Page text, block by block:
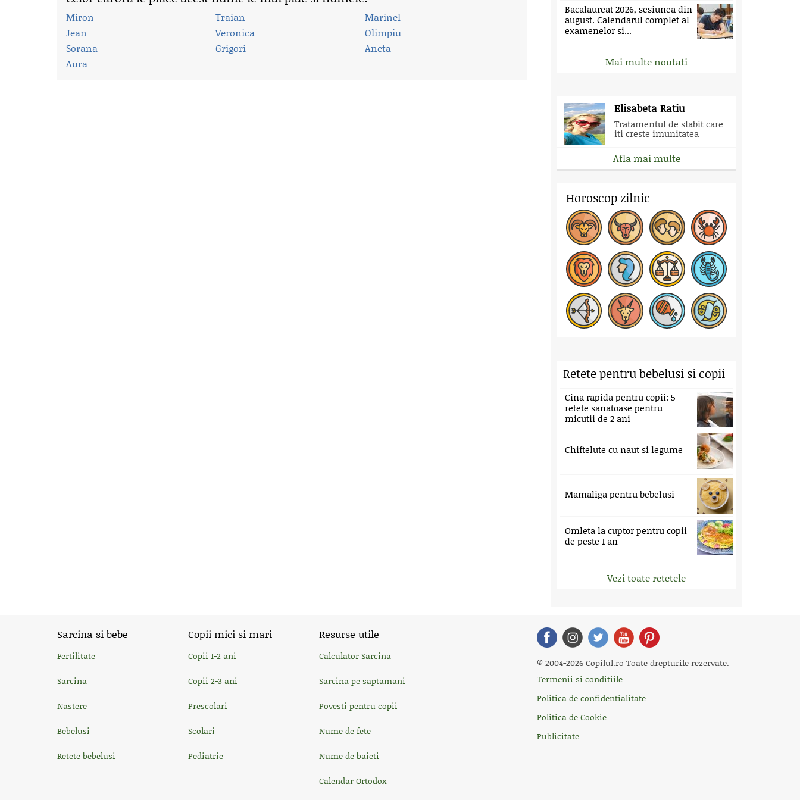
Miron Traian
Marinel
Jean
Veronica
Olimpiu
Sorana
Grigori
Aneta
Aura
Bacalaureat 2026, sesiunea din
august. Calendarul complet al
examenelor si...
Mai multe noutati
Elisabeta Ratiu
Tratamentul de slabit care
iti creste imunitatea
Afla mai multe
Horoscop zilnic
Retete pentru bebelusi si copii
Cina rapida pentru copii: 5
retete sanatoase pentru
micutii de 2 ani
Chiftelute cu naut si legume
Mamaliga pentru bebelusi
Omleta la cuptor pentru copii
de peste 1 an
Vezi toate retetele
Sarcina si bebe
Fertilitate
Sarcina
Nastere
Bebelusi
Retete bebelusi
Copii mici si mari
Copii 1-2 ani
Copii 2-3 ani
Prescolari
Scolari
Pediatrie
Resurse utile
Calculator Sarcina
Sarcina pe saptamani
Povesti pentru copii
Nume de fete
Nume de baieti
Calendar Ortodox
© 2004-2026 Copilul.ro Toate drepturile rezervate.
Termenii si conditiile
Politica de confidentialitate
Politica de Cookie
Publicitate